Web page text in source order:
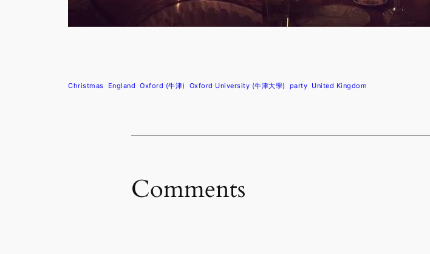
Christmas England Oxford (牛津) Oxford University (牛津大學) party United Kingdom
Comments